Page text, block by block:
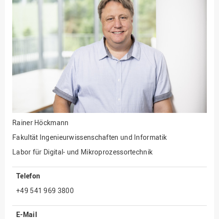
Fakultät
Ingenieurwissenschaften
und Informatik
Fakultät Management,
Kultur und Technik
Fakultät Wirtschafts- und
Sozialwissenschaften
Forschung, Kooperation,
Drittmittel
Gebäude und Technik
Gesellschaftliches
Gleichstellungsbüro
Hochschulleitung
Hochschulplanung/-
Rainer Höckmann
Fakultät Ingenieurwissenschaften und Informatik
Labor für Digital- und Mikroprozessortechnik
Telefon
+49 541 969 3800
E-Mail